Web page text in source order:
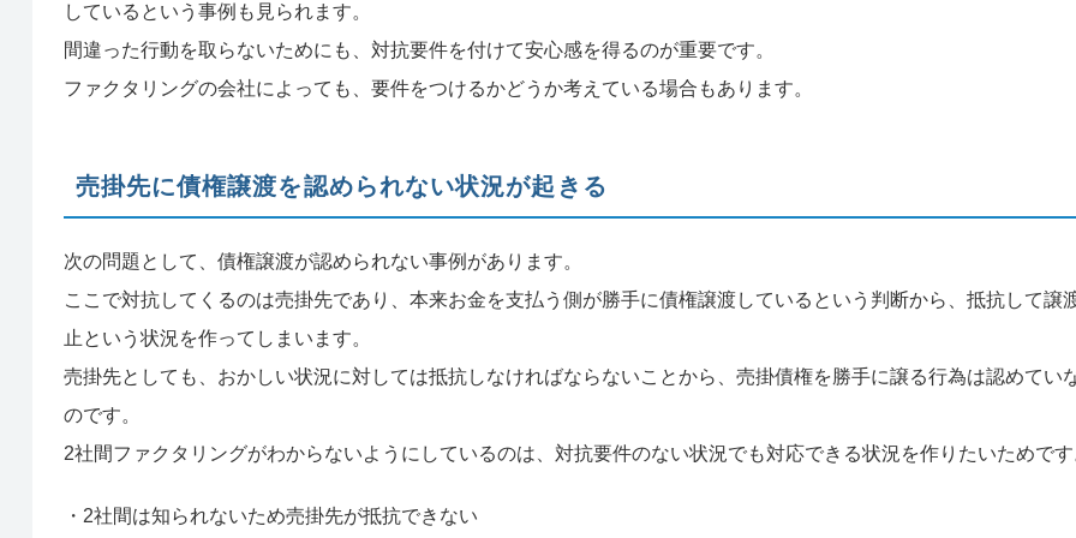
しているという事例も見られます。
間違った行動を取らないためにも、対抗要件を付けて安心感を得るのが重要です。
ファクタリングの会社によっても、要件をつけるかどうか考えている場合もあります。
売掛先に債権譲渡を認められない状況が起きる
次の問題として、債権譲渡が認められない事例があります。
ここで対抗してくるのは売掛先であり、本来お金を支払う側が勝手に債権譲渡しているという判断から、抵抗して譲
止という状況を作ってしまいます。
売掛先としても、おかしい状況に対しては抵抗しなければならないことから、売掛債権を勝手に譲る行為は認めてい
のです。
2社間ファクタリングがわからないようにしているのは、対抗要件のない状況でも対応できる状況を作りたいためです
・2社間は知られないため売掛先が抵抗できない